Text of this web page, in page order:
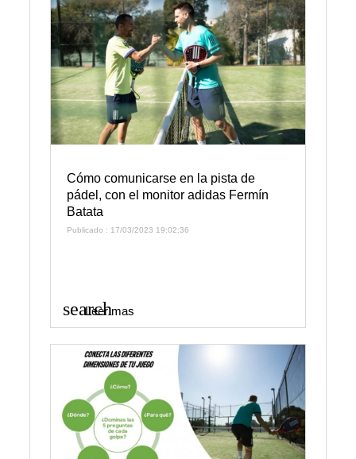
Cómo comunicarse en la pista de
pádel, con el monitor adidas Fermín
Batata
Publicado : 17/03/2023 19:02:36
search
Leer mas